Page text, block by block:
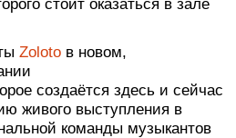
стоит оказаться в зале
Zoloto в новом,
создаётся здесь и сейчас
живого выступления в
команды музыкантов